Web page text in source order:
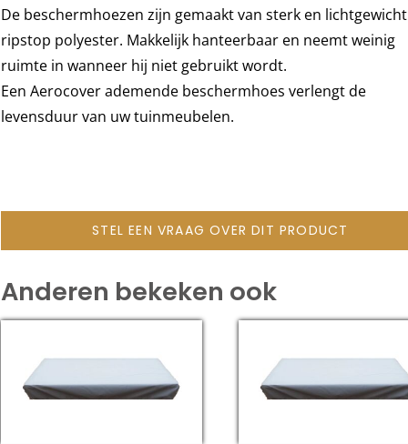
De beschermhoezen zijn gemaakt van sterk en lichtgewicht
ripstop polyester. Makkelijk hanteerbaar en neemt weinig
ruimte in wanneer hij niet gebruikt wordt.
Een Aerocover ademende beschermhoes verlengt de
levensduur van uw tuinmeubelen.
STEL EEN VRAAG OVER DIT PRODUCT
Anderen bekeken ook